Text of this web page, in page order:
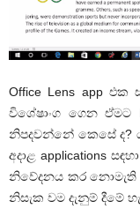
Office Lens app එක
විශේෂාංග ගෙන ඒමට
නිපදවන්නේ කෙසේ ද?
අදාළ applications
නිවේදනය කර නොමැති
නිසැක වම දැනුම් දීමේ